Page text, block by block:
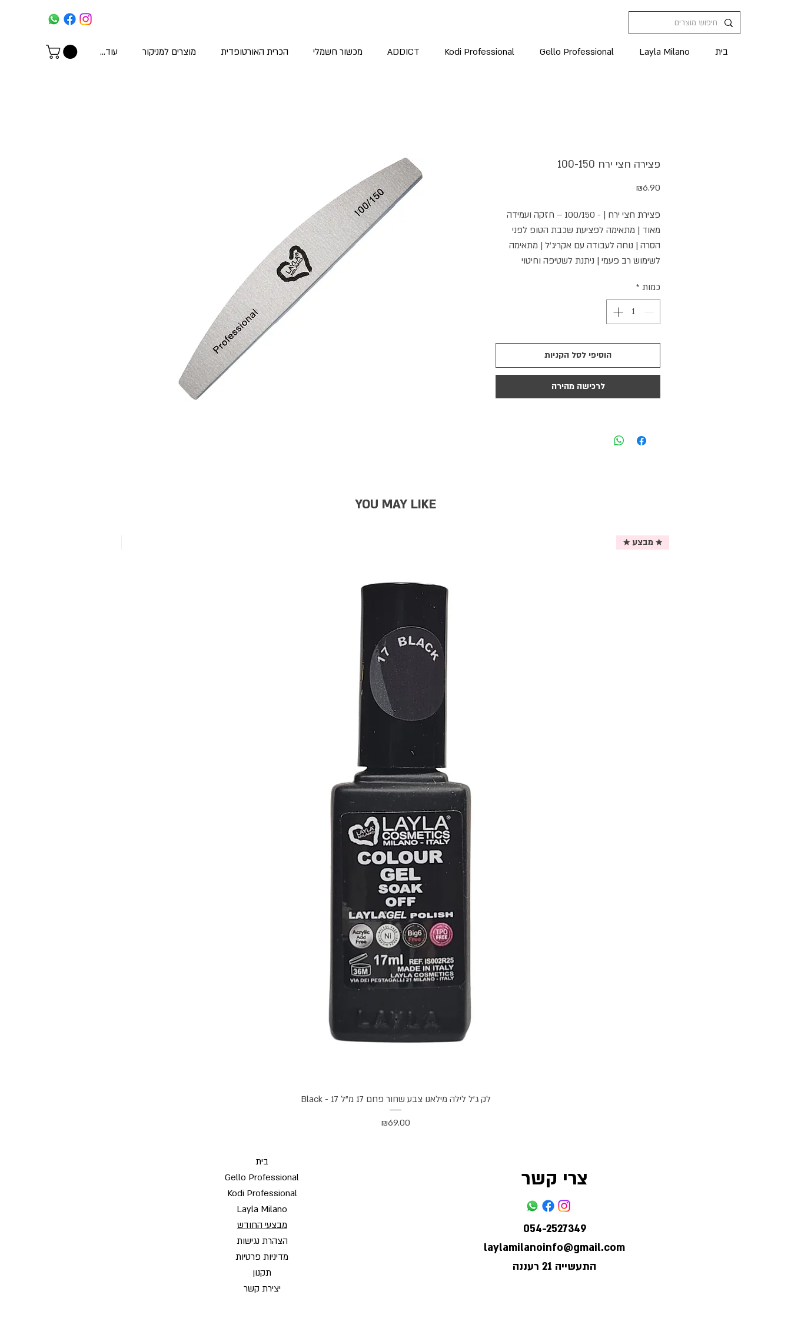
בית Layla Milano
Gello Professional
Kodi Professional
ADDICT מכשור חשמלי הכרית האורטופדית מוצרים למניקור עוד...
פצירה חצי ירח 100-150
₪6.90
‬לשימוש‭ ‬רב‭ ‬פעמי‭ | ‬ניתנת‭ ‬לשטיפה‭ ‬וחיטוי
כמות *
הוסיפי לסל הקניות
לרכישה מהירה
YOU MAY LIKE
תצוגה מהירה
★ מבצע ★
לק ג'ל לילה מילאנו צבע שחור פחם 17 מ"ל Black - 17
מחיר
₪69.00
בית
Gello Professional
Kodi Professional
Layla Milano
מבצעי החודש
הצהרת נגישות
מדיניות פרטיות
תקנון
יצירת קשר
צרי קשר
054-2527349
laylamilanoinfo@gmail.com
התעשייה 21 רעננה